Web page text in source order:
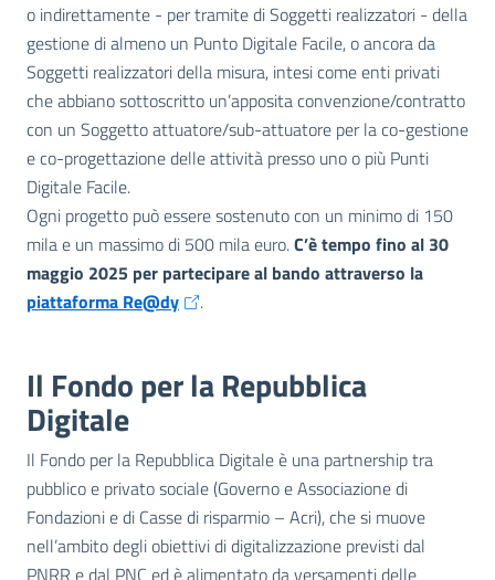
o indirettamente - per tramite di Soggetti realizzatori - della
gestione di almeno un Punto Digitale Facile, o ancora da
Soggetti realizzatori della misura, intesi come enti privati
che abbiano sottoscritto un’apposita convenzione/contratto
con un Soggetto attuatore/sub-attuatore per la co-gestione
e co-progettazione delle attività presso uno o più Punti
Digitale Facile.
Ogni progetto può essere sostenuto con un minimo di 150
mila e un massimo di 500 mila euro.C’è tempo fino al 30
maggio 2025 per partecipare al bando attraverso la
piattaforma Re@dy
.
Il Fondo per la Repubblica
Digitale
Il Fondo per la Repubblica Digitale è una partnership tra
pubblico e privato sociale (Governo e Associazione di
Fondazioni e di Casse di risparmio – Acri), che si muove
nell’ambito degli obiettivi di digitalizzazione previsti dal
PNRR e dal PNC ed è alimentato da versamenti delle